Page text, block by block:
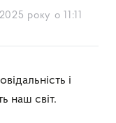
року о 11:11
наш світ.